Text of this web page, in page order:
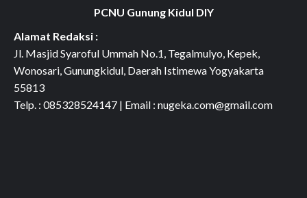
PCNU Gunung Kidul DIY
Alamat Redaksi :
Jl. Masjid Syaroful Ummah No.1, Tegalmulyo, Kepek,
Wonosari, Gunungkidul, Daerah Istimewa Yogyakarta
55813
Telp. : 085328524147 | Email : nugeka.com@gmail.com